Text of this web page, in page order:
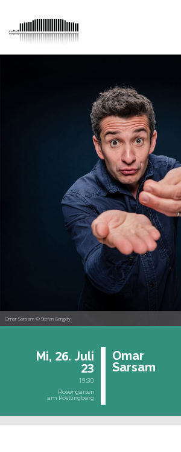
Omar Sarsam © Stefan Gergely
Mi, 26. Juli
23
19:30
Rosengarten
am Pöstlingberg
Omar
Sar­sam